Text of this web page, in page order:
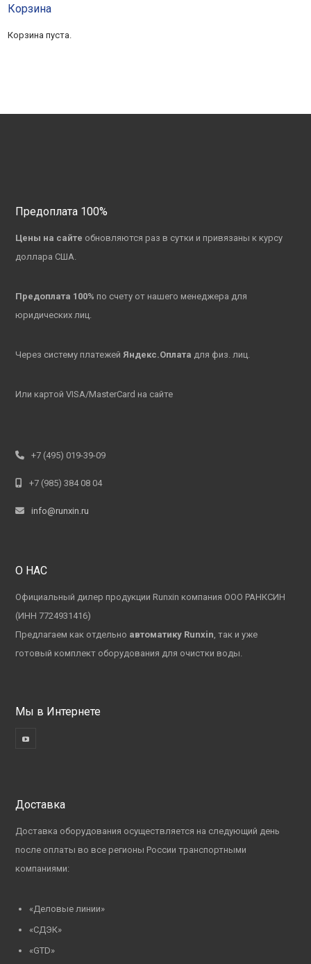
Корзина
Корзина пуста.
Предоплата 100%
Цены на сайте обновляются раз в сутки и привязаны к курсу
доллара США.
Предоплата 100% по счету от нашего менеджера для
юридических лиц.
Через систему платежей Яндекс.Оплата для физ. лиц.
Или картой VISA/MasterCard на сайте
+7 (495) 019-39-09
+7 (985) 384 08 04
info@runxin.ru
О НАС
Официальный дилер продукции Runxin компания ООО РАНКСИН
(ИНН 7724931416)
Предлагаем как отдельно автоматику Runxin , так и уже
готовый комплект оборудования для очистки воды.
Мы в Интернете
Доставка
Доставка оборудования осуществляется на следующий день
после оплаты во все регионы России транспортными
компаниями:
«Деловые линии»
«СДЭК»
«GTD»